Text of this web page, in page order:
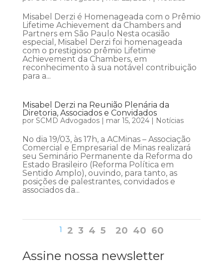
Misabel Derzi é Homenageada com o Prêmio
Lifetime Achievement da Chambers and
Partners em São Paulo Nesta ocasião
especial, Misabel Derzi foi homenageada
com o prestigioso prêmio Lifetime
Achievement da Chambers, em
reconhecimento à sua notável contribuição
para a...
Misabel Derzi na Reunião Plenária da
Diretoria, Associados e Convidados
por SCMD Advogados| mar 15, 2024| Notícias
No dia 19/03, às 17h, a ACMinas – Associação
Comercial e Empresarial de Minas realizará
seu Seminário Permanente da Reforma do
Estado Brasileiro (Reforma Política em
Sentido Amplo), ouvindo, para tanto, as
posições de palestrantes, convidados e
associados da...
1 2 3 4 5 20 40 60
Assine nossa newsletter